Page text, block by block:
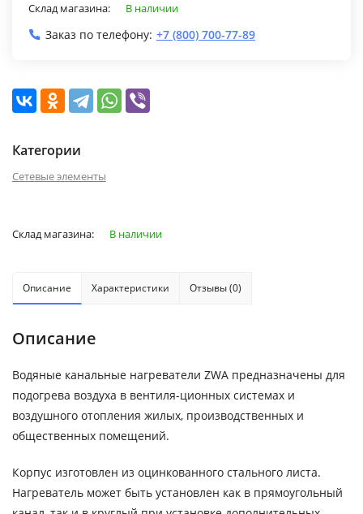
Склад магазина: В наличии
Заказ по телефону: +7 (800) 700-77-89
Категории
Сетевые элементы
Склад магазина: В наличии
Описание Характеристики Отзывы (0)
Описание
Водяные канальные нагреватели ZWA предназначены для
подогрева воздуха в вентиля-ционных системах и
воздушного отопления жилых, производственных и
общественных помещений.
Корпус изготовлен из оцинкованного стального листа.
Нагреватель может быть установлен как в прямоугольный